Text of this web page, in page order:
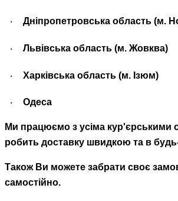
· Дніпропетровська область (м.
· Львівська область (м. Жовква)
· Харківська область (м. Ізюм)
· Одеса
Ми працюємо з усіма кур'єрськими
робить доставку швидкою та в будь-
Також Ви можете забрати своє
самостійно.